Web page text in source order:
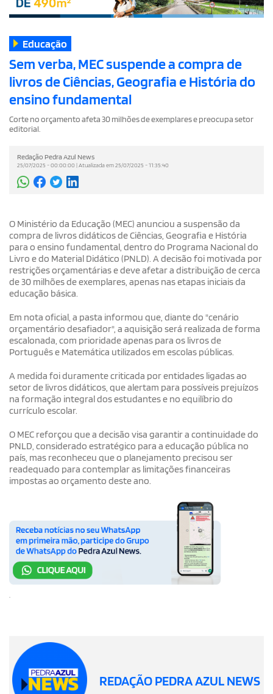
Educação
Sem verba, MEC suspende a compra de
livros de Ciências, Geografia e História do
ensino fundamental
Corte no orçamento afeta 30 milhões de exemplares e preocupa setor
editorial.
Redação Pedra Azul News
25/07/2025 - 00:00:00 | Atualizada em 25/07/2025 - 11:35:40
O Ministério da Educação (MEC) anunciou a suspensão da
compra de livros didáticos de Ciências, Geografia e História
para o ensino fundamental, dentro do Programa Nacional do
Livro e do Material Didático (PNLD). A decisão foi motivada por
restrições orçamentárias e deve afetar a distribuição de cerca
de 30 milhões de exemplares, apenas nas etapas iniciais da
educação básica.
Em nota oficial, a pasta informou que, diante do "cenário
orçamentário desafiador", a aquisição será realizada de forma
escalonada, com prioridade apenas para os livros de
Português e Matemática utilizados em escolas públicas.
A medida foi duramente criticada por entidades ligadas ao
setor de livros didáticos, que alertam para possíveis prejuízos
na formação integral dos estudantes e no equilíbrio do
currículo escolar.
O MEC reforçou que a decisão visa garantir a continuidade do
PNLD, considerado estratégico para a educação pública no
país, mas reconheceu que o planejamento precisou ser
readequado para contemplar as limitações financeiras
impostas ao orçamento deste ano.
.
REDAÇÃO PEDRA AZUL NEWS